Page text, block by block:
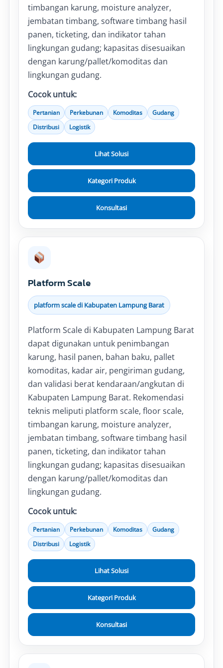
timbangan karung, moisture analyzer,
jembatan timbang, software timbang hasil
panen, ticketing, dan indikator tahan
lingkungan gudang; kapasitas disesuaikan
dengan karung/pallet/komoditas dan
lingkungan gudang.
Cocok untuk:
Pertanian Perkebunan Komoditas
Gudang
Distribusi
Logistik
Lihat Solusi
Kategori Produk
Konsultasi
Platform Scale
platform scale di Kabupaten Lampung Barat
Platform Scale di Kabupaten Lampung Barat
dapat digunakan untuk penimbangan
karung, hasil panen, bahan baku, pallet
komoditas, kadar air, pengiriman gudang,
dan validasi berat kendaraan/angkutan di
Kabupaten Lampung Barat. Rekomendasi
teknis meliputi platform scale, floor scale,
timbangan karung, moisture analyzer,
jembatan timbang, software timbang hasil
panen, ticketing, dan indikator tahan
lingkungan gudang; kapasitas disesuaikan
dengan karung/pallet/komoditas dan
lingkungan gudang.
Cocok untuk:
Pertanian Perkebunan Komoditas
Gudang
Distribusi
Logistik
Lihat Solusi
Kategori Produk
Konsultasi